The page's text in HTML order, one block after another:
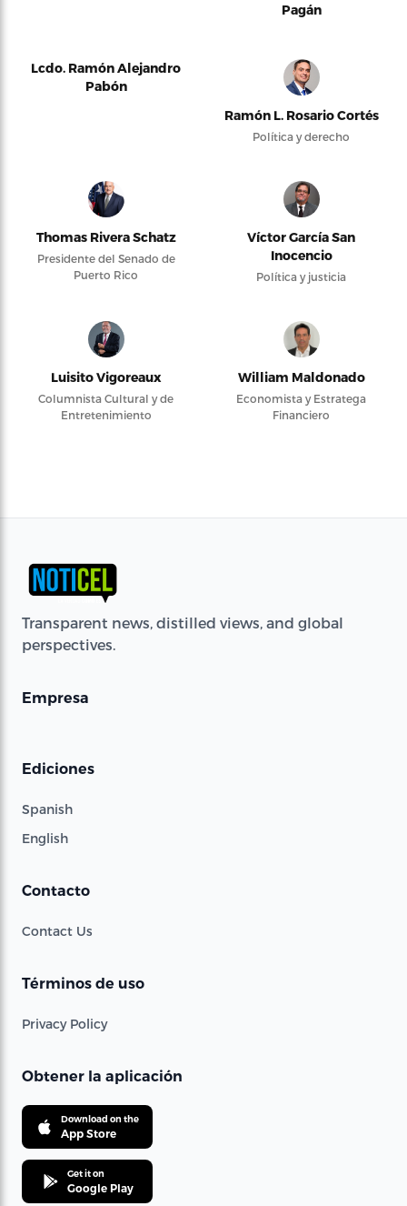
Pagán
Lcdo. Ramón Alejandro
Pabón
Ramón L. Rosario Cortés
Política y derecho
Thomas Rivera Schatz
Presidente del Senado de
Puerto Rico
Víctor García San
Inocencio
Política y justicia
Luisito Vigoreaux
Columnista Cultural y de
Entretenimiento
William Maldonado
Economista y Estratega
Financiero
Transparent news, distilled views, and global
perspectives.
Empresa
Ediciones
Spanish
English
Contacto
Contact Us
Términos de uso
Privacy Policy
Obtener la aplicación
Download on the
App Store
Get it on
Google Play